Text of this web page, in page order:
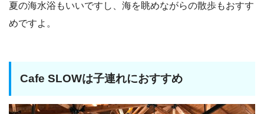
夏の海水浴もいいですし、海を眺めながらの散歩もおすす
めですよ。
Cafe SLOWは子連れにおすすめ